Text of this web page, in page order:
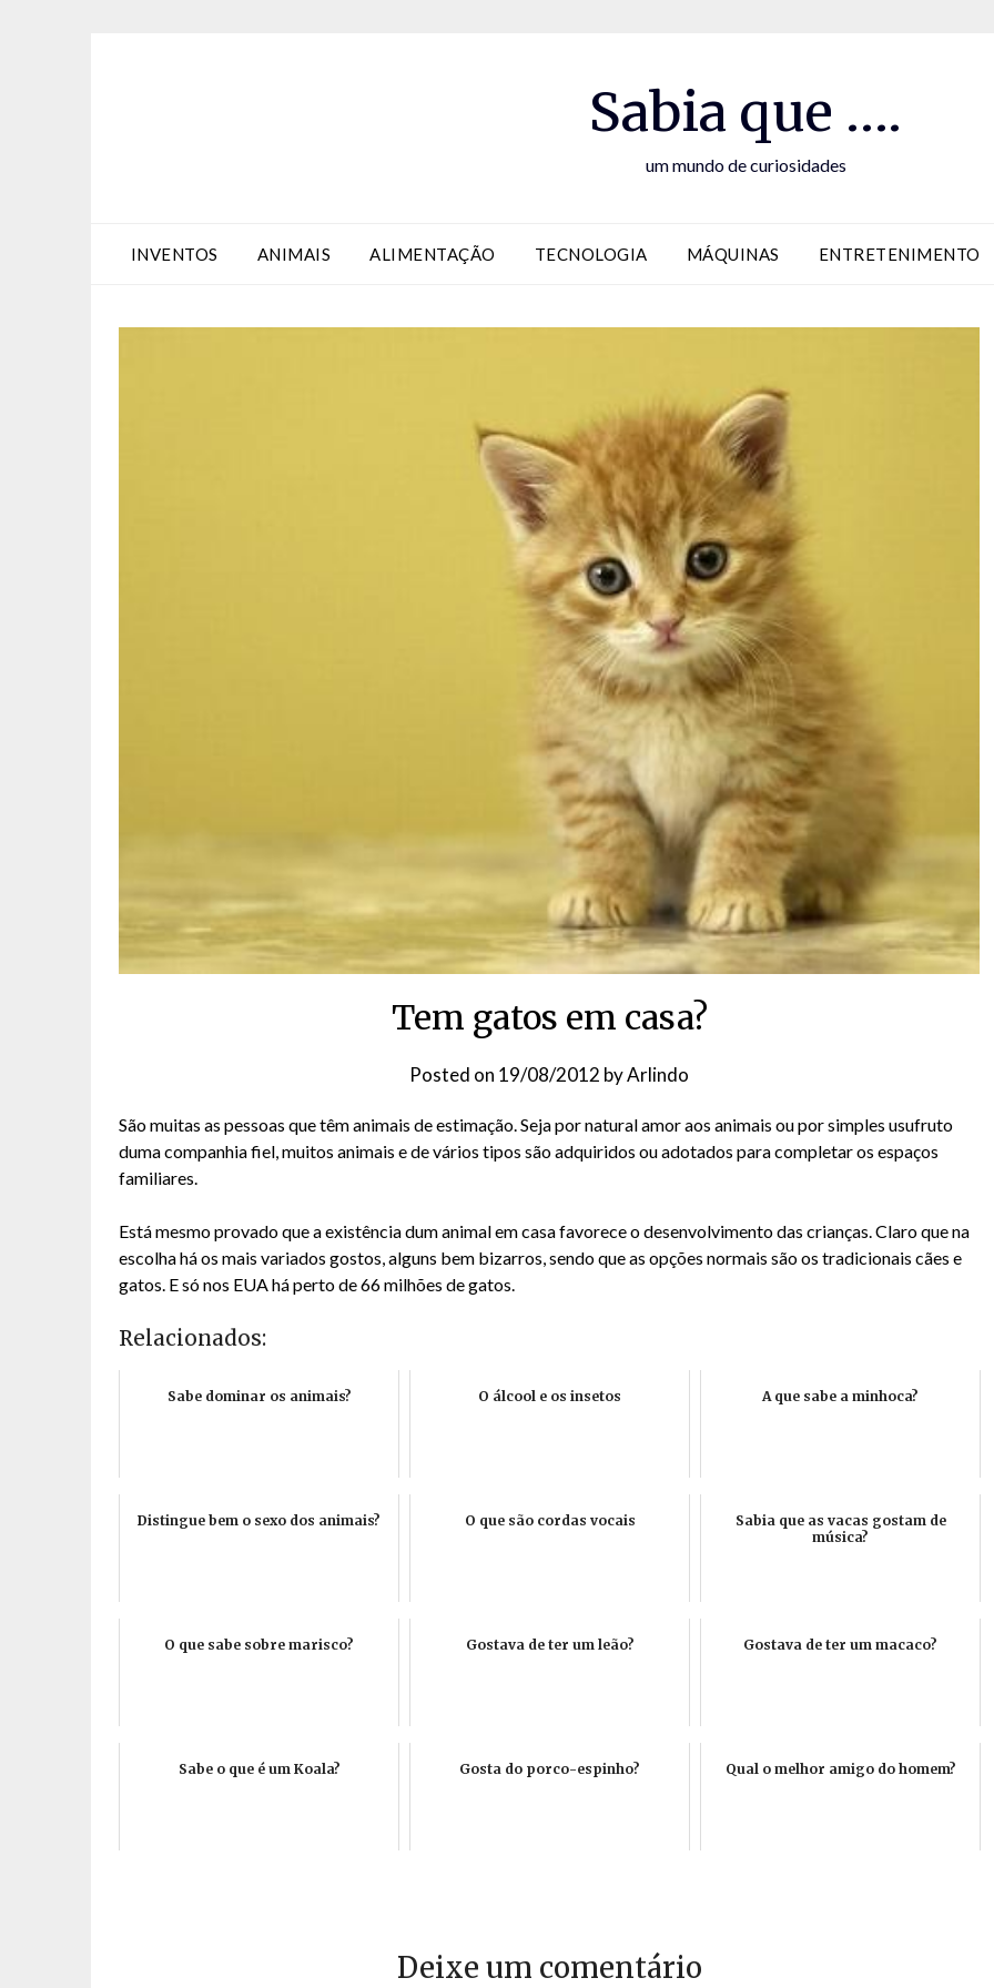
Sabia que ….
um mundo de curiosidades
INVENTOS ANIMAIS ALIMENTAÇÃO TECNOLOGIA MÁQUINAS ENTRETENIMENTO
Tem gatos em casa?
Posted on 19/08/2012 byArlindo
São muitas as pessoas que têm animais de estimação. Seja por natural amor aos animais ou por simples usufruto
duma companhia fiel, muitos animais e de vários tipos são adquiridos ou adotados para completar os espaços
familiares.
Está mesmo provado que a existência dum animal em casa favorece o desenvolvimento das crianças. Claro que na
escolha há os mais variados gostos, alguns bem bizarros, sendo que as opções normais são os tradicionais cães e
gatos. E só nos EUA há perto de 66 milhões de gatos.
Relacionados:
Sabe dominar os animais? O álcool e os insetos A que sabe a minhoca?
Distingue bem o sexo dos animais? O que são cordas vocais
Sabia que as vacas gostam de
música?
O que sabe sobre marisco? Gostava de ter um leão? Gostava de ter um macaco?
Sabe o que é um Koala? Gosta do porco-espinho? Qual o melhor amigo do homem?
Deixe um comentário